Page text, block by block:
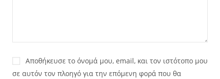
Αποθήκευσε το όνομά μου, email, και τον ιστότοπο μου
σε αυτόν τον πλοηγό για την επόμενη φορά που θα